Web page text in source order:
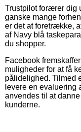
Trustpilot forærer dig
ganske mange
er det at foretrække,
af Navy blå
du shopper.
Facebook
muligheder for at få
pålidelighed. Tilmed
levere en evaluering
anvendes til at
kunderne.